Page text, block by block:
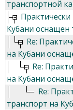
транспортной
Кубани
Re:
на Кубани
Re:
на Кубани
Re:
транспорт на